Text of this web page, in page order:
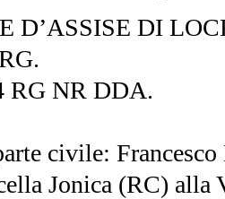
D’ASSISE DI
RG NR DDA.
civile:
Jonica (RC)